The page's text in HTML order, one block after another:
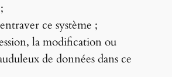
ce système ;
la modification ou
de données dans ce